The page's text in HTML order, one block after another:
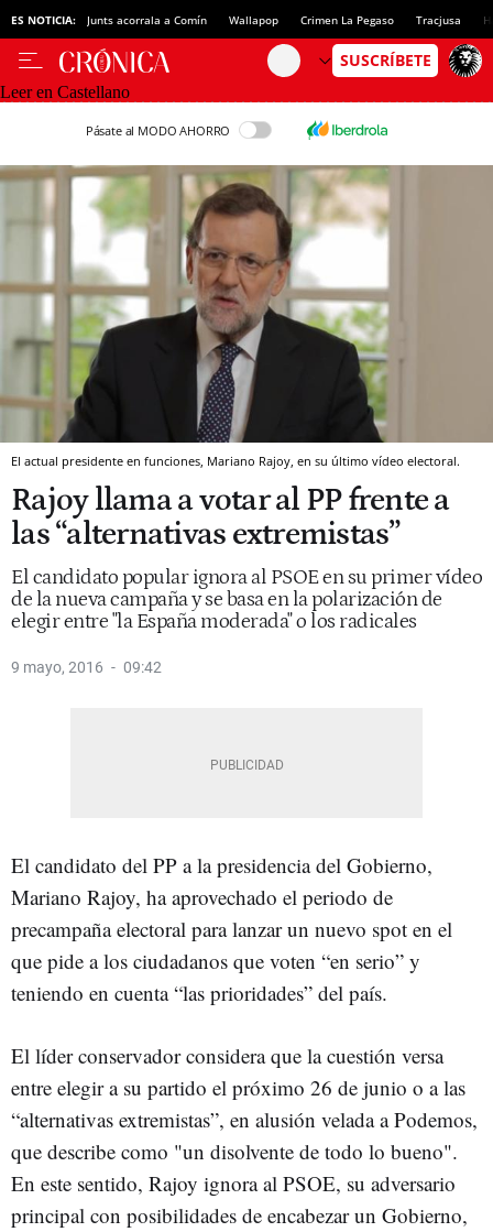
ES NOTICIA: Junts acorrala a Comín Wallapop Crimen La Pegaso Tracjusa
Leer en Castellano
Pásate al MODO AHORRO
El actual presidente en funciones, Mariano Rajoy, en su último vídeo electoral.
Rajoy llama a votar al PP frente a
las “alternativas extremistas”
El candidato popular ignora al PSOE en su primer vídeo
de la nueva campaña y se basa en la polarización de
elegir entre "la España moderada" o los radicales
9 mayo, 2016 09:42
El candidato del PP a la presidencia del Gobierno,
Mariano Rajoy, ha aprovechado el periodo de
precampaña electoral para lanzar un nuevo spot en el
que pide a los ciudadanos que voten “en serio” y
teniendo en cuenta “las prioridades” del país.
El líder conservador considera que la cuestión versa
entre elegir a su partido el próximo 26 de junio o a las
“alternativas extremistas”, en alusión velada a Podemos,
que describe como "un disolvente de todo lo bueno".
En este sentido, Rajoy ignora al PSOE, su adversario
principal con posibilidades de encabezar un Gobierno,